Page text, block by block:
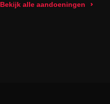
Bekijk alle aandoeningen